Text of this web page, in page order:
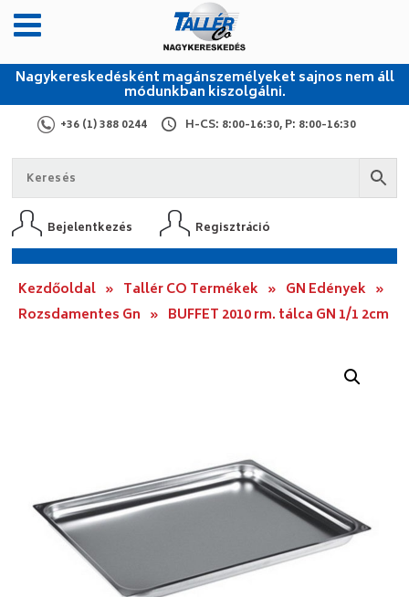
Nagykereskedésként magánszemélyeket sajnos nem áll
módunkban kiszolgálni.
+36 (1) 388 0244 H-CS: 8:00-16:30, P: 8:00-16:30
Bejelentkezés Regisztráció
Kezdőoldal » Tallér CO Termékek » GN Edények »
Rozsdamentes Gn » BUFFET 2010 rm. tálca GN 1/1 2cm